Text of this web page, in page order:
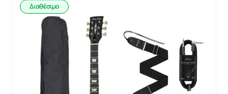
Διαθέσιμο